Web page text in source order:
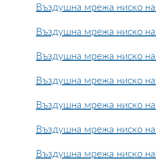
Въздушна мрежа ниско
Въздушна мрежа ниско
Въздушна мрежа ниско
Въздушна мрежа ниско
Въздушна мрежа ниско
Въздушна мрежа ниско
Въздушна мрежа ниско